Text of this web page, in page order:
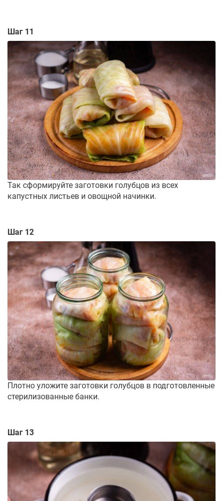
Шаг 11
Так сформируйте заготовки голубцов из всех
капустных листьев и овощной начинки.
Шаг 12
Плотно уложите заготовки голубцов в подготовленные
стерилизованные банки.
Шаг 13